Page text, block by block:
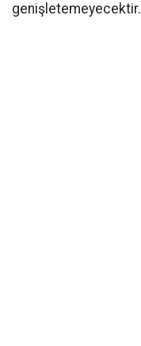
genişletemeyecektir.